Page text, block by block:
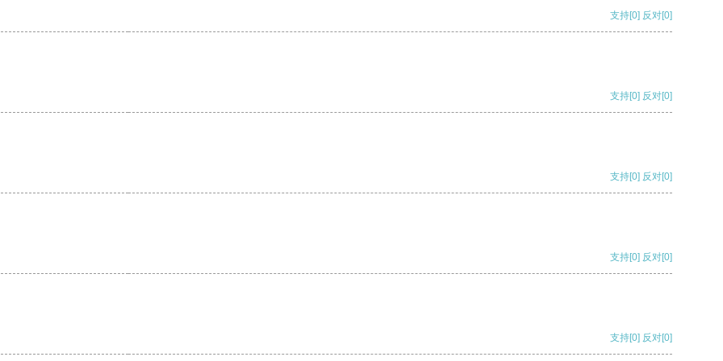
支持[0] 反对[0]
支持[0] 反对[0]
支持[0] 反对[0]
支持[0] 反对[0]
支持[0] 反对[0]